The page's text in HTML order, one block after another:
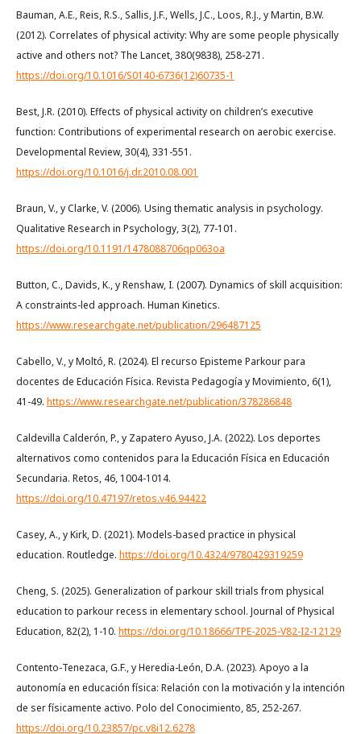
Bauman, A.E., Reis, R.S., Sallis, J.F., Wells, J.C., Loos, R.J., y Martin, B.W.
(2012). Correlates of physical activity: Why are some people physically
active and others not? The Lancet, 380(9838), 258-271.
https://doi.org/10.1016/S0140-6736(12)60735-1
Best, J.R. (2010). Effects of physical activity on children’s executive
function: Contributions of experimental research on aerobic exercise.
Developmental Review, 30(4), 331-551.
https://doi.org/10.1016/j.dr.2010.08.001
Braun, V., y Clarke, V. (2006). Using thematic analysis in psychology.
Qualitative Research in Psychology, 3(2), 77-101.
https://doi.org/10.1191/1478088706qp063oa
Button, C., Davids, K., y Renshaw, I. (2007). Dynamics of skill acquisition:
A constraints-led approach. Human Kinetics.
https://www.researchgate.net/publication/296487125
Cabello, V., y Moltó, R. (2024). El recurso Episteme Parkour para
docentes de Educación Física. Revista Pedagogía y Movimiento, 6(1),
41-49. https://www.researchgate.net/publication/378286848
Caldevilla Calderón, P., y Zapatero Ayuso, J.A. (2022). Los deportes
alternativos como contenidos para la Educación Física en Educación
Secundaria. Retos, 46, 1004-1014.
https://doi.org/10.47197/retos.v46.94422
Casey, A., y Kirk, D. (2021). Models-based practice in physical
education. Routledge. https://doi.org/10.4324/9780429319259
Cheng, S. (2025). Generalization of parkour skill trials from physical
education to parkour recess in elementary school. Journal of Physical
Education, 82(2), 1-10. https://doi.org/10.18666/TPE-2025-V82-I2-12129
Contento-Tenezaca, G.F., y Heredia-León, D.A. (2023). Apoyo a la
autonomía en educación física: Relación con la motivación y la intención
de ser físicamente activo. Polo del Conocimiento, 85, 252-267.
https://doi.org/10.23857/pc.v8i12.6278